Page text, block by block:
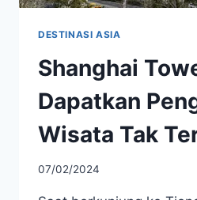
DESTINASI ASIA
Shanghai
Dapatkan
Wisata Tak
07/02/2024